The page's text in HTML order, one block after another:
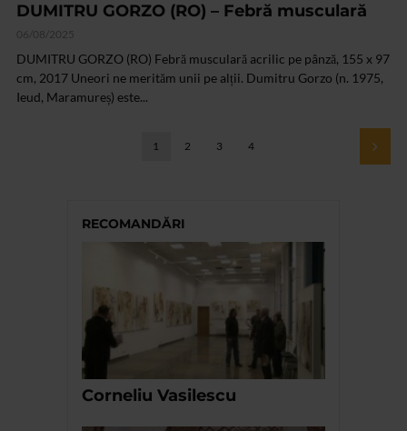
DUMITRU GORZO (RO) – Febră musculară
06/08/2025
DUMITRU GORZO (RO) Febră musculară acrilic pe pânză, 155 x 97
cm, 2017 Uneori ne merităm unii pe alții. Dumitru Gorzo (n. 1975,
Ieud, Maramureș) este...
1 2 3 4
RECOMANDĂRI
Corneliu Vasilescu